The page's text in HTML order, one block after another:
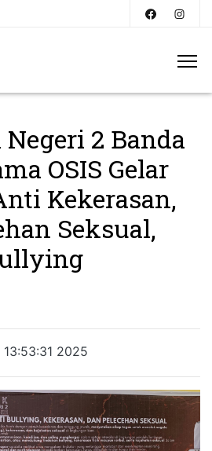
2 Banda
OSIS Gelar
Kekerasan,
Seksual,
2025